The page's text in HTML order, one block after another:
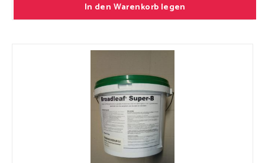
In den Warenkorb legen